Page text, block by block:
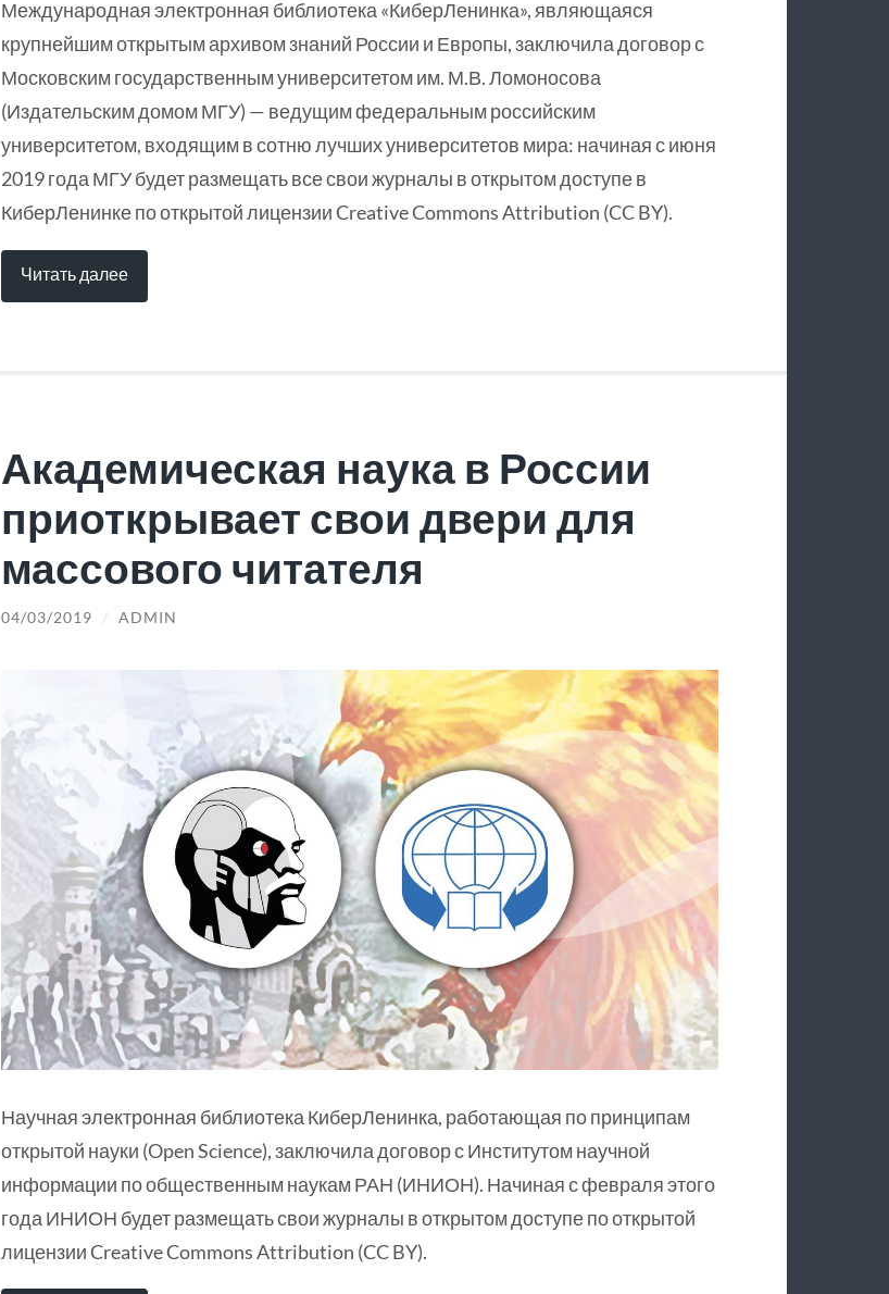
Международная электронная библиотека «КиберЛенинка», являющаяся
крупнейшим открытым архивом знаний России и Европы, заключила договор с
Московским государственным университетом им. М.В. Ломоносова
(Издательским домом МГУ) — ведущим федеральным российским
университетом, входящим в сотню лучших университетов мира: начиная с июня
2019 года МГУ будет размещать все свои журналы в открытом доступе в
КиберЛенинке по открытой лицензии Creative Commons Attribution (CC BY).
Читать далее
Академическая наука в России
приоткрывает свои двери для
массового читателя
04/03/2019 / ADMIN
Научная электронная библиотека КиберЛенинка, работающая по принципам
открытой науки (Open Science), заключила договор с Институтом научной
информации по общественным наукам РАН (ИНИОН). Начиная с февраля этого
года ИНИОН будет размещать свои журналы в открытом доступе по открытой
лицензии Creative Commons Attribution (CC BY).